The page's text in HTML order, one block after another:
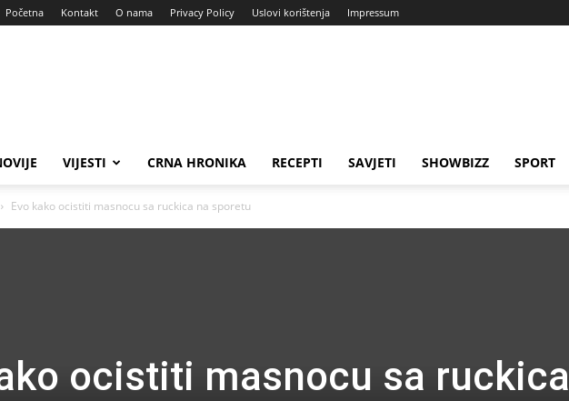
Početna Kontakt O nama Privacy Policy Uslovi korištenja Impressum
VIJESTI CRNA HRONIKA RECEPTI SAVJETI SHOWBIZZ SPORT
Evo kako ocistiti masnocu sa ruckica na sporetu
ocistiti masnocu sa ruckica